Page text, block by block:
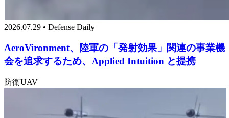
2026.07.29 • Defense Daily
AeroVironment、陸軍の「発射効果」関連の事業機
会を追求するため、Applied Intuition と提携
防衛UAV